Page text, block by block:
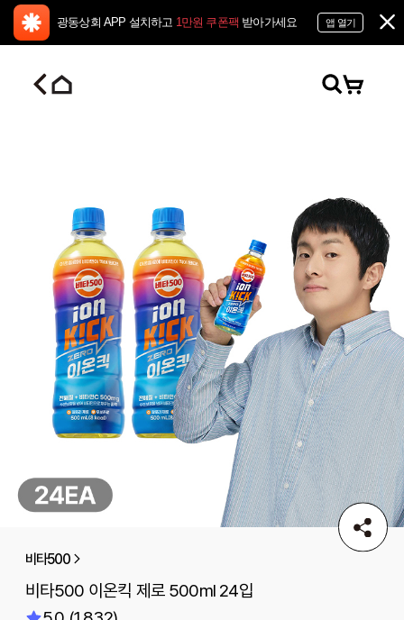
광동상회 APP 설치하고 1만원 쿠폰팩 받아가세요 앱 열기
비타500
비타500 이온킥 제로 500ml 24입